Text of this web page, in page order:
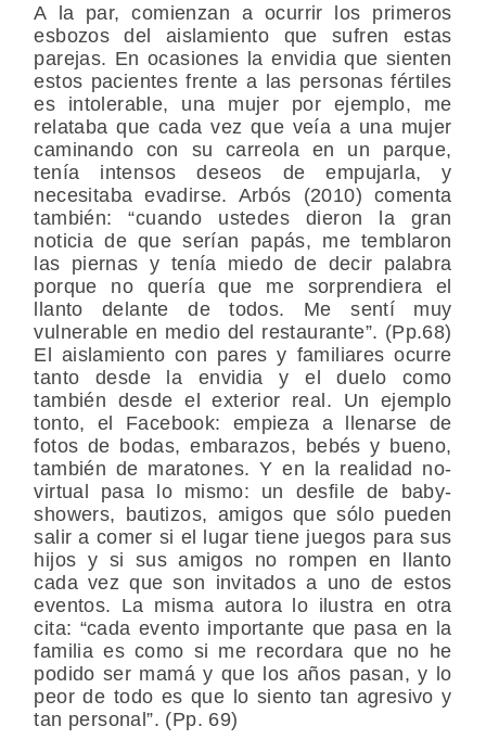
A la par, comienzan a ocurrir los primeros
esbozos del aislamiento que sufren estas
parejas. En ocasiones la envidia que sienten
estos pacientes frente a las personas fértiles
es intolerable, una mujer por ejemplo, me
relataba que cada vez que veía a una mujer
caminando con su carreola en un parque,
tenía intensos deseos de empujarla, y
necesitaba evadirse. Arbós (2010) comenta
también: “cuando ustedes dieron la gran
noticia de que serían papás, me temblaron
las piernas y tenía miedo de decir palabra
porque no quería que me sorprendiera el
llanto delante de todos. Me sentí muy
vulnerable en medio del restaurante”. (Pp.68)
El aislamiento con pares y familiares ocurre
tanto desde la envidia y el duelo como
también desde el exterior real. Un ejemplo
tonto, el Facebook: empieza a llenarse de
fotos de bodas, embarazos, bebés y bueno,
también de maratones. Y en la realidad no-
virtual pasa lo mismo: un desfile de baby-
showers, bautizos, amigos que sólo pueden
salir a comer si el lugar tiene juegos para sus
hijos y si sus amigos no rompen en llanto
cada vez que son invitados a uno de estos
eventos. La misma autora lo ilustra en otra
cita: “cada evento importante que pasa en la
familia es como si me recordara que no he
podido ser mamá y que los años pasan, y lo
peor de todo es que lo siento tan agresivo y
tan personal”. (Pp. 69)